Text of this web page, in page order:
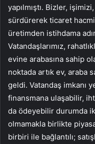
yapılmıştı. Bizler,
sürdürerek ticaret
üretimden istihdama
Vatandaşlarımız,
evine arabasına sahip
noktada artık ev, araba
geldi. Vatandaş imkanı
finansmana ulaşabilir,
da ödeyebilir durumda
olmamakla birlikte
birbiri ile bağlantılı;